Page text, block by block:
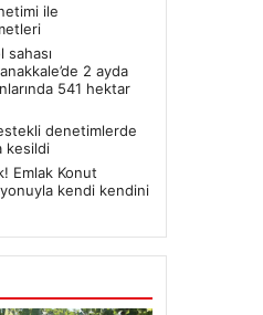
ile
sahası
2 ayda
541 hektar
denetimlerde
kesildi
Emlak Konut
kendi kendini